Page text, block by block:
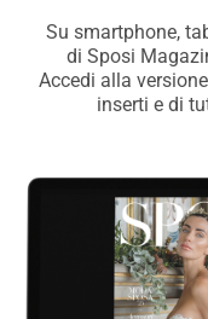
Su smartphone,
di Sposi
Accedi alla
inserti e di